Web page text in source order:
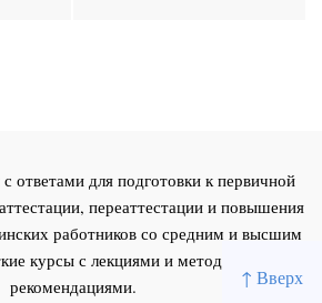
↑ Вверх
ответами для подготовки к первичной
переаттестации и повышения
работников со средним и высшим
курсы с лекциями и методическими
рекомендациями.